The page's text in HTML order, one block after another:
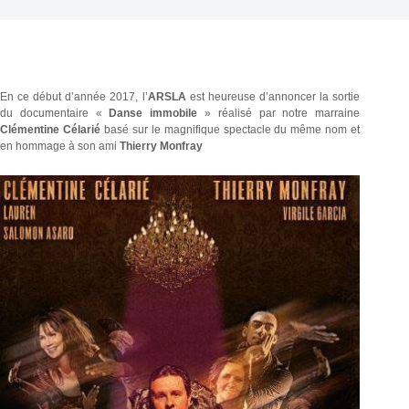
En ce début d’année 2017, l’ARSLAest heureuse d’annoncer la sortie
du documentaire « Danse immobile » réalisé par notre marraine
Clémentine Célariébasé sur le magnifique spectacle du même nom et
en hommage à son ami Thierry Monfray